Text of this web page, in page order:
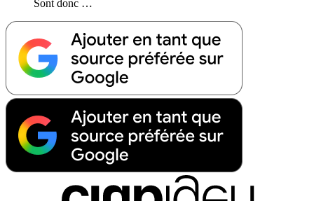
Sont donc …